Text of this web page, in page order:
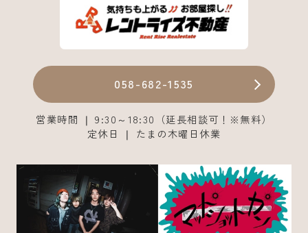
058-682-1535
営業時間 ❘ 9:30～18:30（延長相談可！※無料）
定休日 ❘ たまの木曜日休業